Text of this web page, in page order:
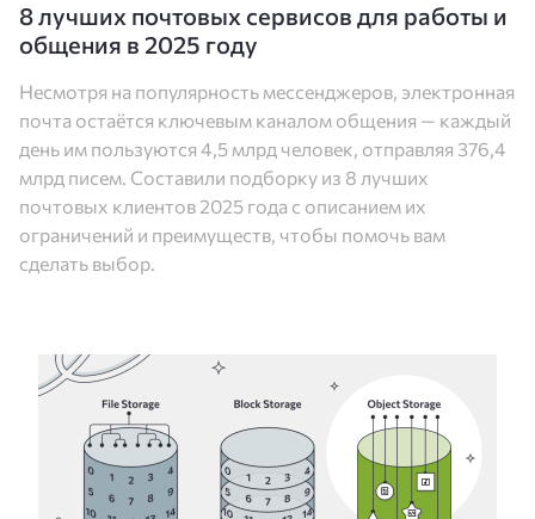
8 лучших почтовых сервисов для работы и
общения в 2025 году
Несмотря на популярность мессенджеров, электронная
почта остаётся ключевым каналом общения — каждый
день им пользуются 4,5 млрд человек, отправляя 376,4
млрд писем. Cоставили подборку из 8 лучших
почтовых клиентов 2025 года с описанием их
ограничений и преимуществ, чтобы помочь вам
сделать выбор.